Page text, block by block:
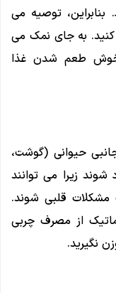
توصیه می
به جای نمک می
خوش طعم شدن غذا
حیوانی (گوشت،
زیرا می توانند
مشکلات قلبی شوند.
از مصرف چربی
نگیرید.